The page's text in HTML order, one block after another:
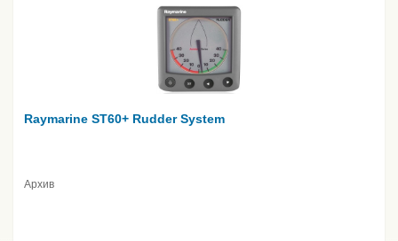
Raymarine ST60+ Rudder System
Архив